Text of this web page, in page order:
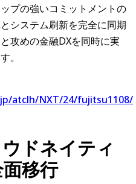
プの強いコミットメントの
システム刷新を完全に同期
攻めの金融DXを同時に実
。
atclh/NXT/24/fujitsu1108/
ドネイティ
移行